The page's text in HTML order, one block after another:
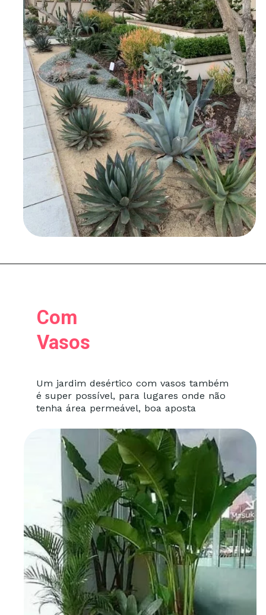
Um jardim desértico com vasos também
é super possível, para lugares onde não
tenha área permeável, boa aposta
Com
Vasos